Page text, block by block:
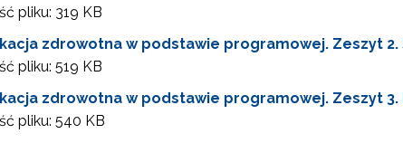
programy profilaktyczne"
i projekty Wydziału"
wychowawczo-profilaktyczny szkoły"
pliku: 319 KB
zdrowotna w podstawie programowej. Zeszyt 2.
pliku: 519 KB
zdrowotna w podstawie programowej. Zeszyt
pliku: 540 KB